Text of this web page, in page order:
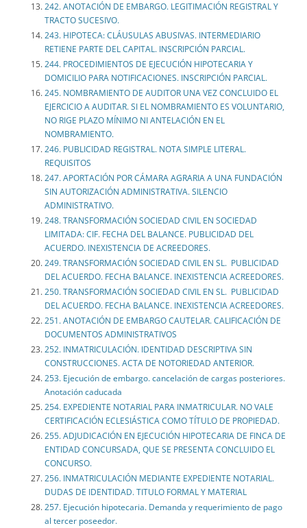
242. ANOTACIÓN DE EMBARGO. LEGITIMACIÓN REGISTRAL Y
TRACTO SUCESIVO.
243. HIPOTECA: CLÁUSULAS ABUSIVAS. INTERMEDIARIO
RETIENE PARTE DEL CAPITAL. INSCRIPCIÓN PARCIAL.
244. PROCEDIMIENTOS DE EJECUCIÓN HIPOTECARIA Y
DOMICILIO PARA NOTIFICACIONES. INSCRIPCIÓN PARCIAL.
245. NOMBRAMIENTO DE AUDITOR UNA VEZ CONCLUIDO EL
EJERCICIO A AUDITAR. SI EL NOMBRAMIENTO ES VOLUNTARIO,
NO RIGE PLAZO MÍNIMO NI ANTELACIÓN EN EL
NOMBRAMIENTO.
246. PUBLICIDAD REGISTRAL. NOTA SIMPLE LITERAL.
REQUISITOS
247. APORTACIÓN POR CÁMARA AGRARIA A UNA FUNDACIÓN
SIN AUTORIZACIÓN ADMINISTRATIVA. SILENCIO
ADMINISTRATIVO.
248. TRANSFORMACIÓN SOCIEDAD CIVIL EN SOCIEDAD
LIMITADA: CIF. FECHA DEL BALANCE. PUBLICIDAD DEL
ACUERDO. INEXISTENCIA DE ACREEDORES.
249. TRANSFORMACIÓN SOCIEDAD CIVIL EN SL. PUBLICIDAD
DEL ACUERDO. FECHA BALANCE. INEXISTENCIA ACREEDORES.
250. TRANSFORMACIÓN SOCIEDAD CIVIL EN SL. PUBLICIDAD
DEL ACUERDO. FECHA BALANCE. INEXISTENCIA ACREEDORES.
251. ANOTACIÓN DE EMBARGO CAUTELAR. CALIFICACIÓN DE
DOCUMENTOS ADMINISTRATIVOS
252. INMATRICULACIÓN. IDENTIDAD DESCRIPTIVA SIN
CONSTRUCCIONES. ACTA DE NOTORIEDAD ANTERIOR.
253. Ejecución de embargo. cancelación de cargas posteriores.
Anotación caducada
254. EXPEDIENTE NOTARIAL PARA INMATRICULAR. NO VALE
CERTIFICACIÓN ECLESIÁSTICA COMO TÍTULO DE PROPIEDAD.
255. ADJUDICACIÓN EN EJECUCIÓN HIPOTECARIA DE FINCA DE
ENTIDAD CONCURSADA, QUE SE PRESENTA CONCLUIDO EL
CONCURSO.
256. INMATRICULACIÓN MEDIANTE EXPEDIENTE NOTARIAL.
DUDAS DE IDENTIDAD. TITULO FORMAL Y MATERIAL
257. Ejecución hipotecaria. Demanda y requerimiento de pago
al tercer poseedor.